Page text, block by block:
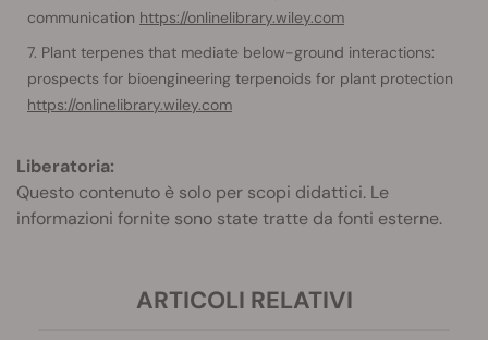
communication https://onlinelibrary.wiley.com
Plant terpenes that mediate below-ground interactions:
prospects for bioengineering terpenoids for plant protection
https://onlinelibrary.wiley.com
Liberatoria:
Questo contenuto è solo per scopi didattici. Le
informazioni fornite sono state tratte da fonti esterne.
ARTICOLI RELATIVI